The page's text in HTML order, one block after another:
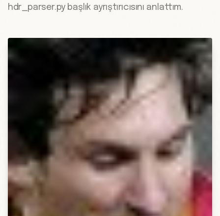
hdr_parser.py başlık ayrıştırıcısını anlattım.